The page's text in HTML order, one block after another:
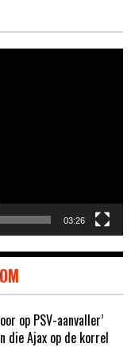
03:26
op PSV-aanvaller’
die Ajax op de korrel